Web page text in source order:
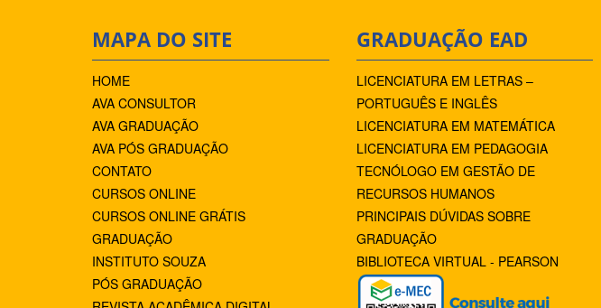
MAPA DO SITE
HOME
AVA CONSULTOR
AVA GRADUAÇÃO
AVA PÓS GRADUAÇÃO
CONTATO
CURSOS ONLINE
CURSOS ONLINE GRÁTIS
GRADUAÇÃO
INSTITUTO SOUZA
PÓS GRADUAÇÃO
GRADUAÇÃO EAD
LICENCIATURA EM LETRAS –
PORTUGUÊS E INGLÊS
LICENCIATURA EM MATEMÁTICA
LICENCIATURA EM PEDAGOGIA
TECNÓLOGO EM GESTÃO DE
RECURSOS HUMANOS
PRINCIPAIS DÚVIDAS SOBRE
GRADUAÇÃO
BIBLIOTECA VIRTUAL - PEARSON